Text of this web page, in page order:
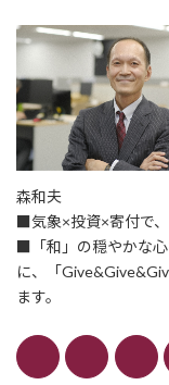
森和夫
■気象×投資×寄付で、
■「和」の穏やかな
に、「
ます。